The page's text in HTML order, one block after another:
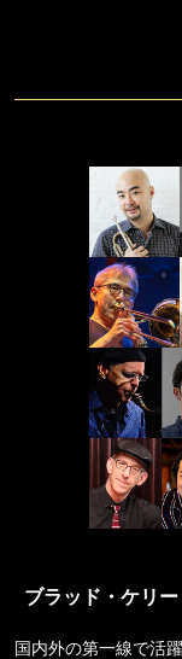
ブラッド・ケリ
国内外の第一線で活